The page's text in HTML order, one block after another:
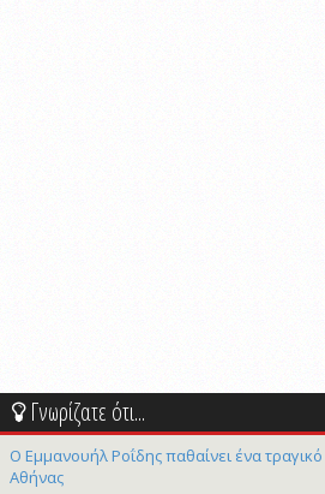
Γνωρίζατε ότι...
Ο Εμμανουήλ Ροΐδης παθαίνει ένα
Αθήνας